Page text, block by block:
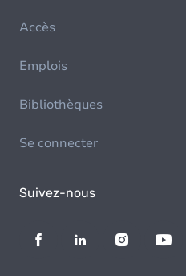
Accès
Emplois
Bibliothèques
Se connecter
Suivez-nous